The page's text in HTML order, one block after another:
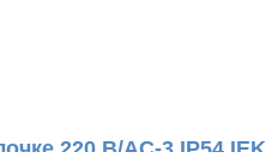
220 В/АС-3 IP54 IEK